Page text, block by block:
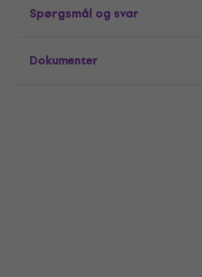
Spørgsmål og svar
Dokumenter